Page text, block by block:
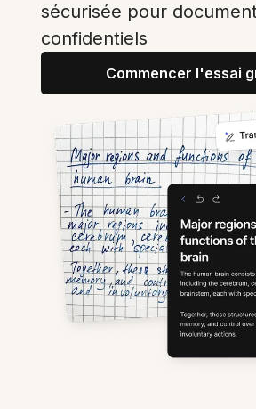
sécurisée pour
confidentiels
Commencer l'essai